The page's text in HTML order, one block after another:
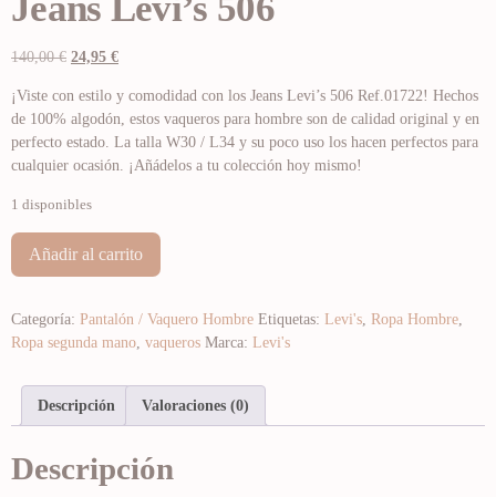
140,00€ 24,95 €
¡Viste con estilo y comodidad con los Jeans Levi’s 506 Ref.01722! Hechos
de 100% algodón, estos vaqueros para hombre son de calidad original y en
perfecto estado. La talla W30 / L34 y su poco uso los hacen perfectos para
cualquier ocasión. ¡Añádelos a tu colección hoy mismo!
1 disponibles
Añadir al carrito
Categoría: Pantalón / Vaquero Hombre Etiquetas: Levi's, Ropa Hombre,
Ropa segunda mano, vaqueros Marca: Levi's
Descripción Valoraciones (0)
Descripción